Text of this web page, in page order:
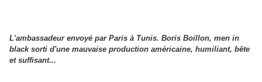
L'ambassadeur envoyé par Paris à Tunis. Boris Boillon, men in
black sorti d'une mauvaise production américaine, humiliant, bête
et suffisant...